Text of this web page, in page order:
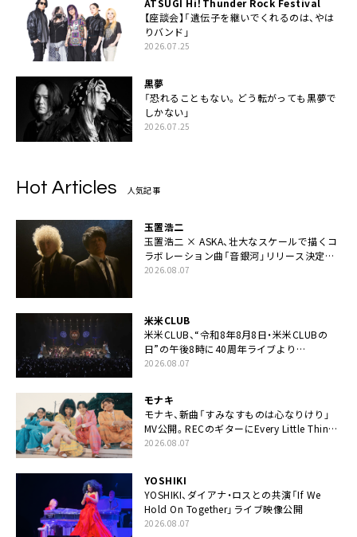
ATSUGI Hi！Thunder Rock Festival
【座談会】「遺伝子を継いでくれるのは、やは
りバンド」
2026.07.25
黒夢
「恐れることもない。どう転がっても黒夢で
しかない」
2026.07.25
Hot Articles 人気記事
玉置浩二
玉置浩二 × ASKA、壮大なスケールで描くコ
ラボレーション曲「音銀河」リリース決定。
カップリングには新曲「命の宿り」収録も
2026.08.07
米米CLUB
米米CLUB、“令和8年8月8日・米米CLUBの
日”の午後8時に40周年ライブより
「FANtachy medley」を88年限定公開
2026.08.07
モナキ
モナキ、新曲「すみなすものは心なりけり」
MV公開。RECのギターにEvery Little Thing・
伊藤一朗参加も
2026.08.07
YOSHIKI
YOSHIKI、ダイアナ・ロスとの共演「If We
Hold On Together」ライブ映像公開
2026.08.07